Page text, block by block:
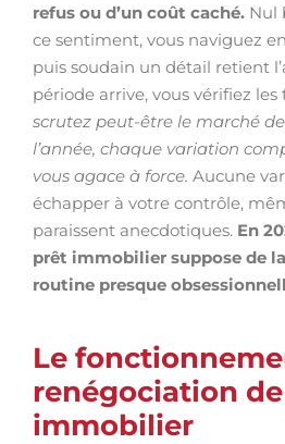
refus ou d’un coût caché. Nul
ce sentiment, vous naviguez
puis soudain un détail retient
période arrive, vous vérifiez
scrutez peut-être le marché
l’année, chaque variation
vous agace à force. Aucune
échapper à votre contrôle,
paraissent anecdotiques. En
prêt immobilier suppose de
routine presque
Le
renégociation
immobilier